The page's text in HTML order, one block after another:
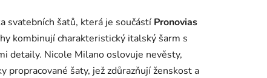
svatebních šatů, která je součástí Pronovias
kombinují charakteristický italský šarm s
detaily. Nicole Milano oslovuje nevěsty,
propracované šaty, jež zdůrazňují ženskost a